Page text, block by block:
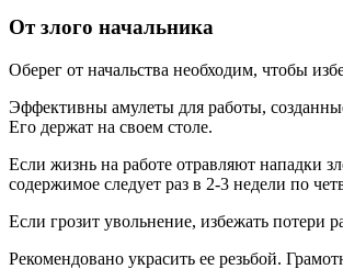
От злого начальника
Оберег от начальства необходим, чтобы
Эффективны амулеты для работы,
Его держат на своем столе.
Если жизнь на работе отравляют нападки
содержимое следует раз в 2-3 недели по
Если грозит увольнение, избежать
Рекомендовано украсить ее резьбой.